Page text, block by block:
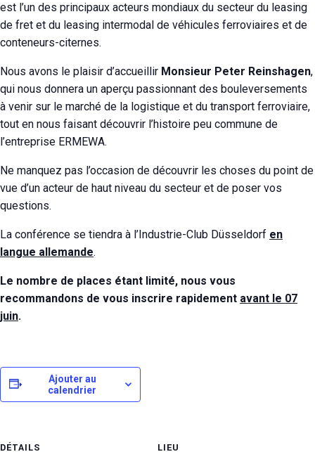
est l’un des principaux acteurs mondiaux du secteur du leasing
de fret et du leasing intermodal de véhicules ferroviaires et de
conteneurs-citernes.
Nous avons le plaisir d’accueillir Monsieur Peter Reinshagen,
qui nous donnera un aperçu passionnant des bouleversements
à venir sur le marché de la logistique et du transport ferroviaire,
tout en nous faisant découvrir l’histoire peu commune de
l’entreprise ERMEWA.
Ne manquez pas l’occasion de découvrir les choses du point de
vue d’un acteur de haut niveau du secteur et de poser vos
questions.
La conférence se tiendra à l’Industrie-Club Düsseldorf en
langue allemande.
Le nombre de places étant limité, nous vous
recommandons de vous inscrire rapidement avant le 07
juin.
Ajouter au
calendrier
DÉTAILS LIEU